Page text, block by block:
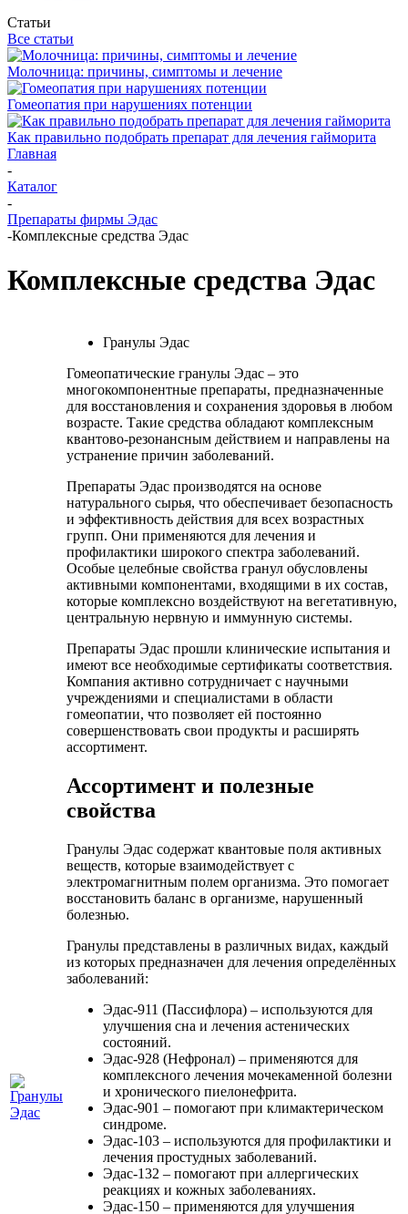
Статьи
Все статьи
Молочница: причины, симптомы и лечение
Гомеопатия при нарушениях потенции
Как правильно подобрать препарат для лечения гайморита
Главная
-
Каталог
-
Препараты фирмы Эдас
-Комплексные средства Эдас
Комплексные средства Эдас
Гранулы Эдас
Гомеопатические гранулы Эдас – это
многокомпонентные препараты, предназначенные
для восстановления и сохранения здоровья в любом
возрасте. Такие средства обладают комплексным
квантово-резонансным действием и направлены на
устранение причин заболеваний.
Препараты Эдас производятся на основе
натурального сырья, что обеспечивает безопасность
и эффективность действия для всех возрастных
групп. Они применяются для лечения и
профилактики широкого спектра заболеваний.
Особые целебные свойства гранул обусловлены
активными компонентами, входящими в их состав,
которые комплексно воздействуют на вегетативную,
центральную нервную и иммунную системы.
Препараты Эдас прошли клинические испытания и
имеют все необходимые сертификаты соответствия.
Компания активно сотрудничает с научными
учреждениями и специалистами в области
гомеопатии, что позволяет ей постоянно
совершенствовать свои продукты и расширять
ассортимент.
Ассортимент и полезные
свойства
Гранулы Эдас содержат квантовые поля активных
веществ, которые взаимодействует с
электромагнитным полем организма. Это помогает
восстановить баланс в организме, нарушенный
болезнью.
Гранулы представлены в различных видах, каждый
из которых предназначен для лечения определённых
заболеваний:
Эдас-911 (Пассифлора) – используются для
улучшения сна и лечения астенических
состояний.
Эдас-928 (Нефронал) – применяются для
комплексного лечения мочекаменной болезни
и хронического пиелонефрита.
Эдас-901 – помогают при климактерическом
синдроме.
Эдас-103 – используются для профилактики и
лечения простудных заболеваний.
Эдас-132 – помогают при аллергических
реакциях и кожных заболеваниях.
Эдас-150 – применяются для улучшения